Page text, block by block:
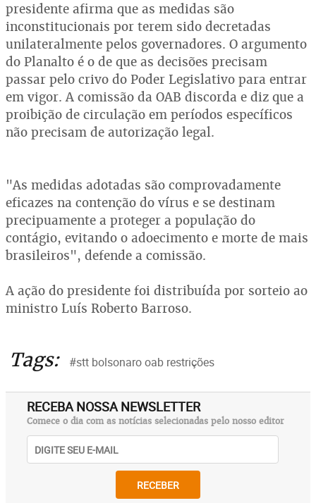
presidente afirma que as medidas são
inconstitucionais por terem sido decretadas
unilateralmente pelos governadores. O argumento
do Planalto é o de que as decisões precisam
passar pelo crivo do Poder Legislativo para entrar
em vigor. A comissão da OAB discorda e diz que a
proibição de circulação em períodos específicos
não precisam de autorização legal.
"As medidas adotadas são comprovadamente
eficazes na contenção do vírus e se destinam
precipuamente a proteger a população do
contágio, evitando o adoecimento e morte de mais
brasileiros", defende a comissão.
A ação do presidente foi distribuída por sorteio ao
ministro Luís Roberto Barroso.
Tags: #stt bolsonaro oab restrições
RECEBA NOSSA NEWSLETTER
Comece o dia com as notícias selecionadas pelo nosso editor
RECEBER